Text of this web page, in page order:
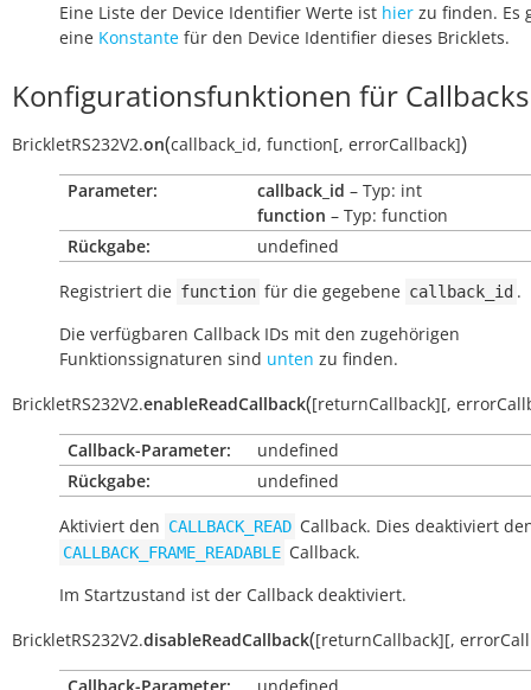
Eine Liste der Device Identifier Werte ist hier zu finden. Es
eine Konstante für den Device Identifier dieses Bricklets.
Konfigurationsfunktionen für Callbacks
BrickletRS232V2.on(callback_id, function[, errorCallback])
Parameter: callback_id – Typ: int
function – Typ: function
Rückgabe:
undefined
Registriert die function für die gegebene callback_id .
Die verfügbaren Callback IDs mit den zugehörigen
Funktionssignaturen sind unten zu finden.
BrickletRS232V2.enableReadCallback([returnCallback][,
Callback-Parameter:
undefined
Rückgabe:
undefined
Aktiviert den CALLBACK_READ Callback. Dies deaktiviert
CALLBACK_FRAME_READABLE Callback.
Im Startzustand ist der Callback deaktiviert.
BrickletRS232V2.disableReadCallback([returnCallback][,